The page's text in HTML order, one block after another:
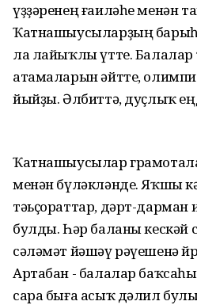
үҙҙәренең ғаиләһе менән
Ҡатнашыусыларҙың
ла лайыҡлы үтте. Балалар
атамаларын әйтте,
йыйҙы. Әлбиттә, дуҫлыҡ
Ҡатнашыусылар
менән бүләкләнде. Яҡшы
тәьҫораттар, дәрт-
булды. Һәр баланы кескәй
сәләмәт йәшәү рәүешенә
Артабан - балалар
сара быға асыҡ дәлил